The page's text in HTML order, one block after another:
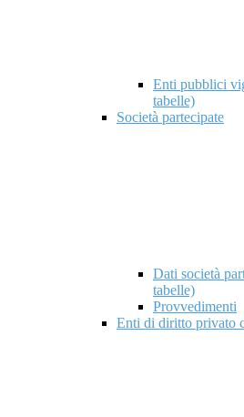
Enti pubblici
tabelle)
Società partecipate
Dati società
tabelle)
Provvedimenti
Enti di diritto privato